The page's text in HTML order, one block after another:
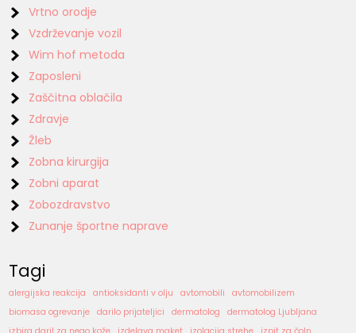
Vrtno orodje
Vzdrževanje vozil
Wim hof metoda
Zaposleni
Zaščitna oblačila
Zdravje
Žleb
Zobna kirurgija
Zobni aparat
Zobozdravstvo
Zunanje športne naprave
Tagi
alergijska reakcija antioksidanti v olju avtomobili
avtomobilizem
biomasa ogrevanje
darilo prijateljici dermatolog
dermatolog Ljubljana